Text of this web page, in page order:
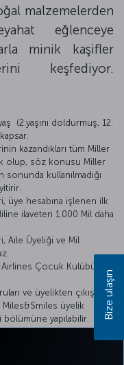
malzemelerden
eğlenceye
minik kaşifler
keşfediyor.
(2.yaşını doldurmuş, 12.
kazandıkları tüm Miller
olup, söz konusu Miller
sonunda kullanılmadığı
üye hesabına işlenen ilk
ilaveten 1.000 Mil daha
Aile Üyeliği ve Mil
Çocuk Kulübüne
ve üyelikten çıkış
Miles&Smiles üyelik
yapılabilir.
Bize ulaşın